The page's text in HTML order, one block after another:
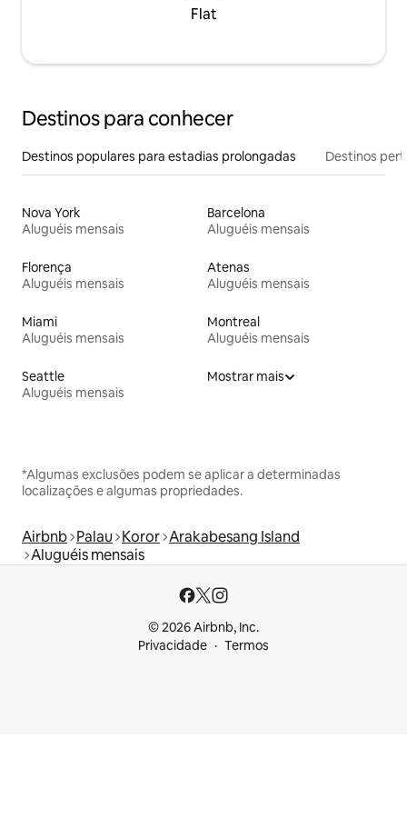
Flat
Destinos para conhecer
Destinos populares para estadias prolongadas Destinos
Nova York
Aluguéis mensais
Barcelona
Aluguéis mensais
Florença
Aluguéis mensais
Atenas
Aluguéis mensais
Miami
Aluguéis mensais
Montreal
Aluguéis mensais
Seattle
Aluguéis mensais
Mostrar mais
*Algumas exclusões podem se aplicar a determinadas
localizações e algumas propriedades.
Airbnb Palau Koror Arakabesang Island
Aluguéis mensais
© 2026 Airbnb, Inc.
Privacidade
Termos